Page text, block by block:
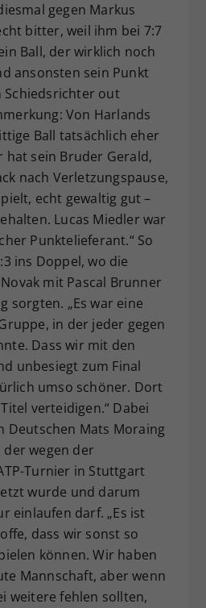
gegen Markus
bitter, weil ihm bei 7:7
Ball, der wirklich noch
ansonsten sein Punkt
Schiedsrichter out
Von Harlands
Ball tatsächlich eher
hat sein Bruder Gerald,
nach Verletzungspause,
echt gewaltig gut –
Lucas Miedler war
Punktelieferant.“ So
ins Doppel, wo die
mit Pascal Brunner
sorgten. „Es war eine
in der jeder gegen
Dass wir mit den
unbesiegt zum Final
umso schöner. Dort
verteidigen.“ Dabei
Deutschen Mats Moraing
wegen der
Turnier in Stuttgart
wurde und darum
einlaufen darf. „Es ist
dass wir sonst so
können. Wir haben
Mannschaft, aber wenn
weitere fehlen sollten,